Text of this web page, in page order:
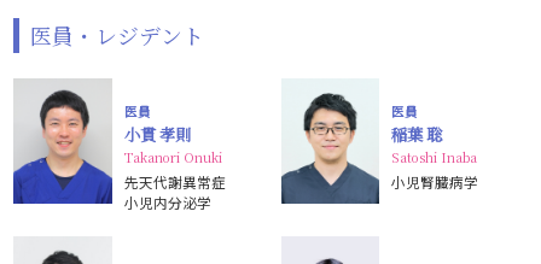
医員・レジデント
医員
小貫 孝則
Takanori Onuki
先天代謝異常症
小児内分泌学
医員
稲葉 聡
Satoshi Inaba
小児腎臓病学